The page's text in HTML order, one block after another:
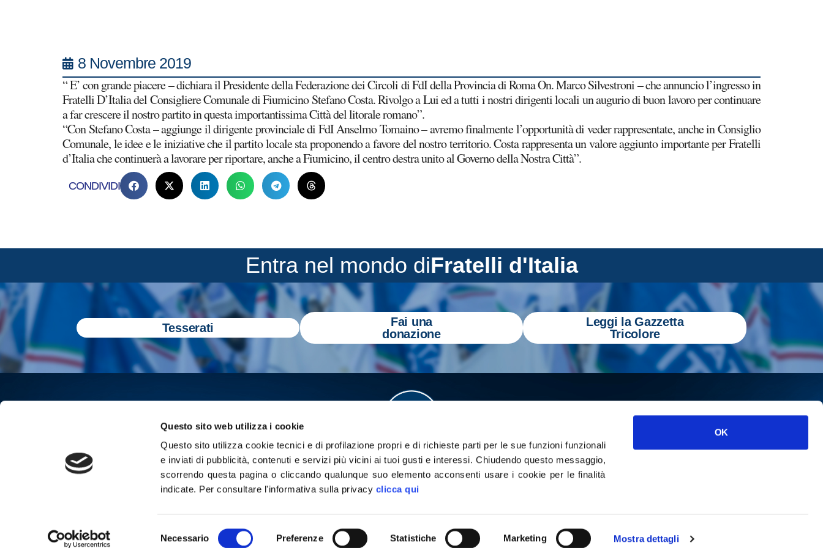
Questo sito web utilizza i cookie
Questo sito utilizza cookie tecnici e di profilazione propri e di richieste parti per le sue funzioni funzionali
e inviati di pubblicità, contenuti e servizi più vicini ai tuoi gusti e interessi.Chiudendo questo messaggio,
scorrendo questa pagina o cliccando qualunque suo elemento acconsenti usare i cookie per le finalità
indicate. Per consultare l'informativa sulla privacy clicca qui
del
Necessario Preferenze Statistiche Marketing Mostra dettagli
OK
8 Novembre 2019
“ E’ con grande piacere – dichiara il Presidente della Federazione dei Circoli di FdI della Provincia di Roma On. Marco Silvestroni – che annuncio l’ingresso in
Fratelli D’Italia del Consigliere Comunale di Fiumicino Stefano Costa. Rivolgo a Lui ed a tutti i nostri dirigenti locali un augurio di buon lavoro per continuare
a far crescere il nostro partito in questa importantissima Città del litorale romano”.
“Con Stefano Costa – aggiunge il dirigente provinciale di FdI Anselmo Tomaino – avremo finalmente l’opportunità di veder rappresentate, anche in Consiglio
Comunale, le idee e le iniziative che il partito locale sta proponendo a favore del nostro territorio. Costa rappresenta un valore aggiunto importante per Fratelli
d’Italia che continuerà a lavorare per riportare, anche a Fiumicino, il centro destra unito al Governo della Nostra Città”.
CONDIVIDI
Entra nel mondo diFratelli d'Italia
Tesserati
Fai una
donazione
Leggi la Gazzetta
Tricolore
Gazzetta Tricolore per tenerti aggiornato
Copyright 2026 - Tutti i diritti riservati Privacy Policy Cookie policy